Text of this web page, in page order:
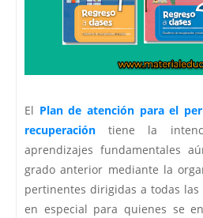
El Plan de atención para el
recuperación tiene la
aprendizajes fundamentales
grado anterior mediante la
pertinentes dirigidas a todas
en especial para quienes se